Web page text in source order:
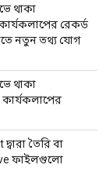
থাকা
রেকর্ড
নতুন তথ্য যোগ
থাকা
তৈরি বা
ফাইলগুলো